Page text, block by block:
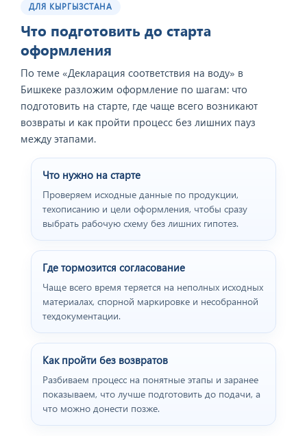
ДЛЯ КЫРГЫЗСТАНА
Что подготовить до старта
оформления
По теме «Декларация соответствия на воду» в
Бишкеке разложим оформление по шагам: что
подготовить на старте, где чаще всего возникают
возвраты и как пройти процесс без лишних пауз
между этапами.
Что нужно на старте
Проверяем исходные данные по продукции,
техописанию и цели оформления, чтобы сразу
выбрать рабочую схему без лишних гипотез.
Где тормозится согласование
Чаще всего время теряется на неполных исходных
материалах, спорной маркировке и несобранной
техдокументации.
Как пройти без возвратов
Разбиваем процесс на понятные этапы и заранее
показываем, что лучше подготовить до подачи, а
что можно донести позже.